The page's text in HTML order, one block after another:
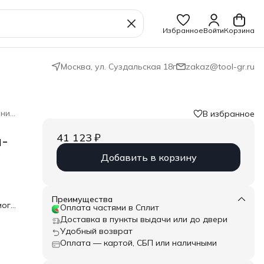
ИзбранноеВойтиКорзина
Москва, ул. Суздальская 18г zakaz@tool-gr.ru
Отвёртки-битодержатели динамометрические и наборы с ними В избранное
41 123 ₽
Добавить в корзину
Преимущества
Оплата частями в Сплит
Доставка в пункты выдачи или до двери
Удобный возврат
Оплата — картой, СБП или наличными